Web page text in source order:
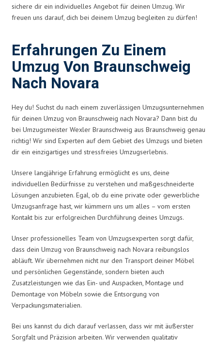
sichere dir ein individuelles Angebot für deinen Umzug. Wir
freuen uns darauf, dich bei deinem Umzug begleiten zu dürfen!
Erfahrungen Zu Einem
Umzug Von Braunschweig
Nach Novara
Hey du! Suchst du nach einem zuverlässigen Umzugsunternehmen
für deinen Umzug von Braunschweig nach Novara? Dann bist du
bei Umzugsmeister Wexler Braunschweig aus Braunschweig genau
richtig! Wir sind Experten auf dem Gebiet des Umzugs und bieten
dir ein einzigartiges und stressfreies Umzugserlebnis.
Unsere langjährige Erfahrung ermöglicht es uns, deine
individuellen Bedürfnisse zu verstehen und maßgeschneiderte
Lösungen anzubieten. Egal, ob du eine private oder gewerbliche
Umzugsanfrage hast, wir kümmern uns um alles – vom ersten
Kontakt bis zur erfolgreichen Durchführung deines Umzugs.
Unser professionelles Team von Umzugsexperten sorgt dafür,
dass dein Umzug von Braunschweig nach Novara reibungslos
abläuft. Wir übernehmen nicht nur den Transport deiner Möbel
und persönlichen Gegenstände, sondern bieten auch
Zusatzleistungen wie das Ein- und Auspacken, Montage und
Demontage von Möbeln sowie die Entsorgung von
Verpackungsmaterialien.
Bei uns kannst du dich darauf verlassen, dass wir mit äußerster
Sorgfalt und Präzision arbeiten. Wir verwenden qualitativ